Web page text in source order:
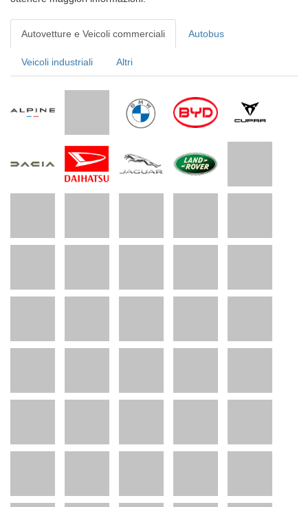
Autovetture e Veicoli commerciali Autobus
Veicoli industriali Altri